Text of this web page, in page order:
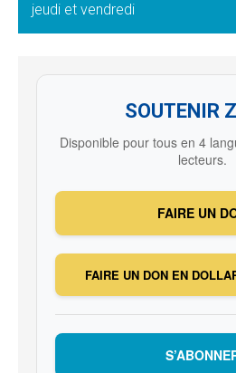
jeudi et vendredi
SOUTENIR
Disponible pour tous en 4
lecteurs.
FAIRE UN
FAIRE UN DON EN